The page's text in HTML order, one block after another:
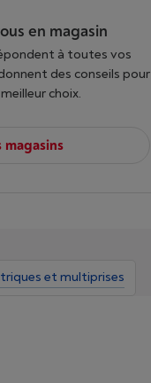
en magasin
à toutes vos
des conseils pour
choix.
magasins
et multiprises